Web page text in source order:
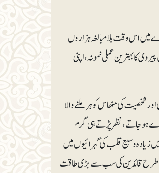
میں اس وقت بلامبالغہ ہزاروں
کا بہترین عملی نمونہ، اپنی
شخصیت کی مٹھاس کو ہرملنے والا
ہوجاتے، نظرپڑتے ہی گرم
زیادہ وسیع قلب کی گہرائیوں میں
طرح قائدین کی سب سے بڑی طاقت